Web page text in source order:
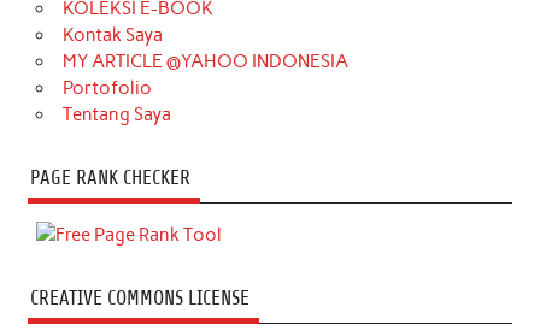
KOLEKSI E-BOOK
Kontak Saya
MY ARTICLE @YAHOO INDONESIA
Portofolio
Tentang Saya
PAGE RANK CHECKER
CREATIVE COMMONS LICENSE